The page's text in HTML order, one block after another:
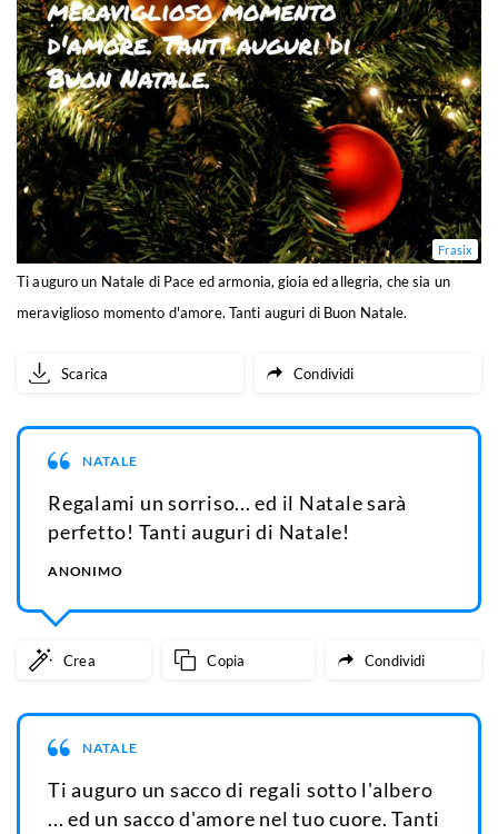
Frasix
Ti auguro un Natale di Pace ed armonia, gioia ed allegria, che sia un
meraviglioso momento d'amore. Tanti auguri di Buon Natale.
Scarica Condividi
NATALE
Regalami un sorriso... ed il Natale sarà
perfetto! Tanti auguri di Natale!
ANONIMO
Crea Copia Condividi
NATALE
Ti auguro un sacco di regali sotto l'albero
... ed un sacco d'amore nel tuo cuore. Tanti